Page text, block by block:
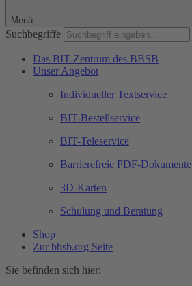
Menü
Suchbegriffe
Das BIT-Zentrum des BBSB
Unser Angebot
Individueller Textservice
BIT-Bestellservice
BIT-Teleservice
Barrierefreie PDF-Dokumente
3D-Karten
Schulung und Beratung
Shop
Zur bbsb.org Seite
Sie befinden sich hier: